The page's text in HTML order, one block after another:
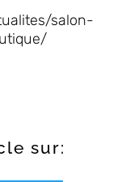
salon-
sur: